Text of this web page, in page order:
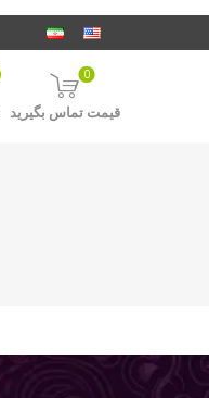
0
قیمت تماس بگیرید